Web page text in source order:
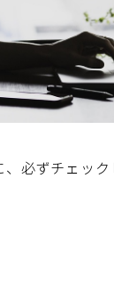
必ずチェッ